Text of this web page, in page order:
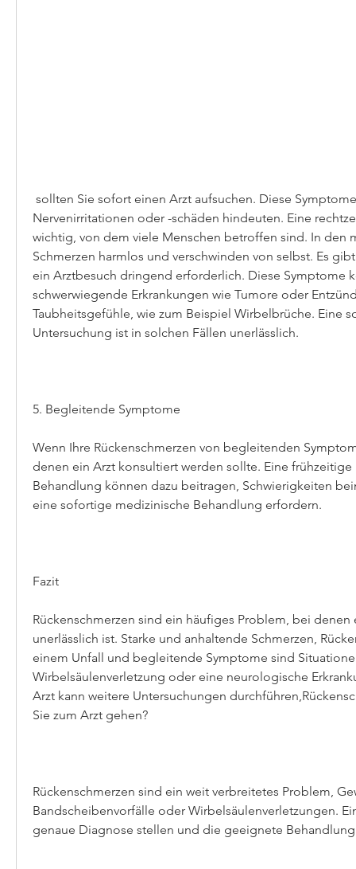
Nervenirritationen oder -schäden hindeuten. Eine
wichtig, von dem viele Menschen betroffen sind. In den
Schmerzen harmlos und verschwinden von selbst. Es
ein Arztbesuch dringend erforderlich. Diese Symptome
schwerwiegende Erkrankungen wie Tumore oder
Taubheitsgefühle, wie zum Beispiel Wirbelbrüche. Eine
Untersuchung ist in solchen Fällen unerlässlich.
5. Begleitende Symptome
Wenn Ihre Rückenschmerzen von begleitenden
denen ein Arzt konsultiert werden sollte. Eine
Behandlung können dazu beitragen, Schwierigkeiten
eine sofortige medizinische Behandlung erfordern.
Fazit
Rückenschmerzen sind ein häufiges Problem, bei denen
unerlässlich ist. Starke und anhaltende Schmerzen,
einem Unfall und begleitende Symptome sind
Wirbelsäulenverletzung oder eine neurologische
Arzt kann weitere Untersuchungen
Sie zum Arzt gehen?
Rückenschmerzen sind ein weit verbreitetes Problem,
Bandscheibenvorfälle oder Wirbelsäulenverletzungen.
genaue Diagnose stellen und die geeignete